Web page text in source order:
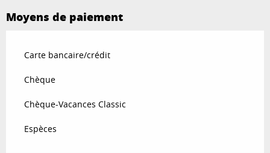
Moyens de paiement
Carte bancaire/crédit
Chèque
Chèque-Vacances Classic
Espèces